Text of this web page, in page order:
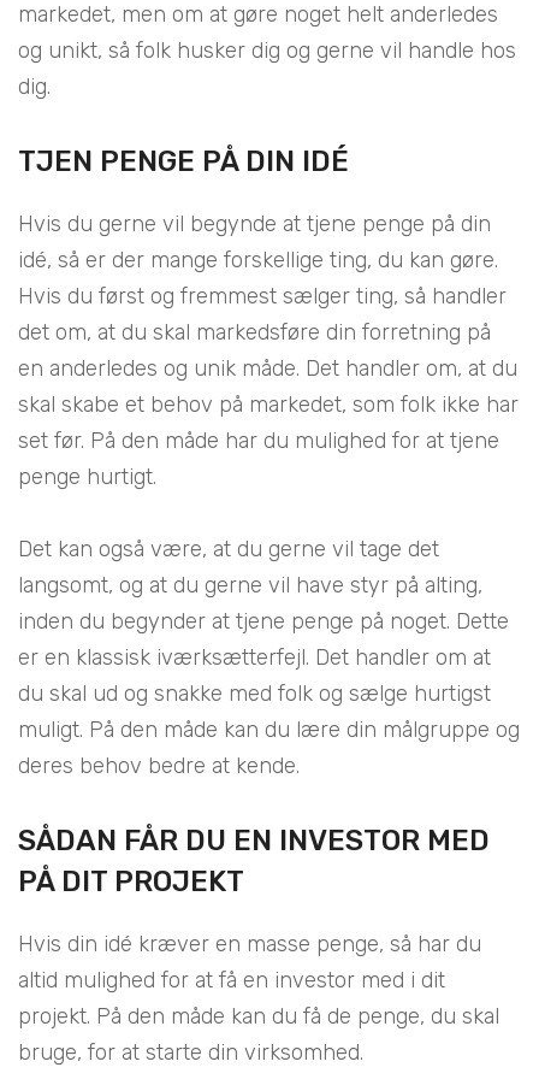
markedet, men om at gøre noget helt anderledes
og unikt, så folk husker dig og gerne vil handle hos
dig.
TJEN PENGE PÅ DIN IDÉ
Hvis du gerne vil begynde at tjene penge på din
idé, så er der mange forskellige ting, du kan gøre.
Hvis du først og fremmest sælger ting, så handler
det om, at du skal markedsføre din forretning på
en anderledes og unik måde. Det handler om, at du
skal skabe et behov på markedet, som folk ikke har
set før. På den måde har du mulighed for at tjene
penge hurtigt.
Det kan også være, at du gerne vil tage det
langsomt, og at du gerne vil have styr på alting,
inden du begynder at tjene penge på noget. Dette
er en klassisk iværksætterfejl. Det handler om at
du skal ud og snakke med folk og sælge hurtigst
muligt. På den måde kan du lære din målgruppe og
deres behov bedre at kende.
SÅDAN FÅR DU EN INVESTOR MED
PÅ DIT PROJEKT
Hvis din idé kræver en masse penge, så har du
altid mulighed for at få en investor med i dit
projekt. På den måde kan du få de penge, du skal
bruge, for at starte din virksomhed.